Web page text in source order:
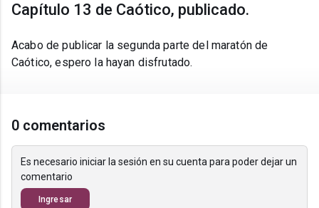
Capítulo 13 de Caótico, publicado.
Acabo de publicar la segunda parte del maratón de
Caótico, espero la hayan disfrutado.
0 comentarios
Es necesario iniciar la sesión en su cuenta para poder dejar un
comentario
Ingresar